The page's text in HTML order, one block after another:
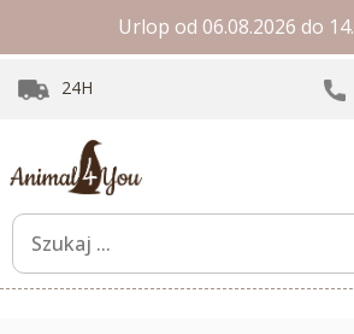
Urlop od 06.08.2026 do
24H